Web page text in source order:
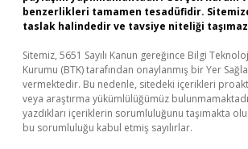
benzerlikleri tamamen tesadüfidir.
taslak halindedir ve tavsiye niteliği
Sitemiz, 5651 Sayılı Kanun gereğince Bilgi
Kurumu (BTK) tarafından onaylanmış bir Yer
vermektedir. Bu nedenle, sitedeki içerikleri
veya araştırma yükümlülüğümüz
yazdıkları içeriklerin sorumluluğunu taşımakta
bu sorumluluğu kabul etmiş sayılırlar.